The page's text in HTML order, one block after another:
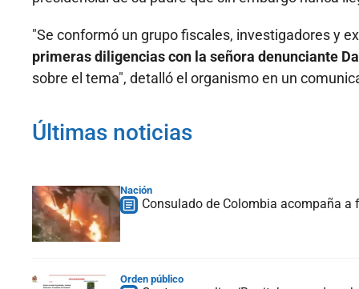
"Se conformó un grupo fiscales, investigadores y
primeras diligencias con la señora denunciante
sobre el tema", detalló el organismo en un
Últimas noticias
Nación
Consulado de Colombia acompaña a
Orden público